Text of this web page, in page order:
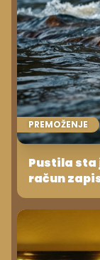
PREMOŽENJE
Pustila sta
račun